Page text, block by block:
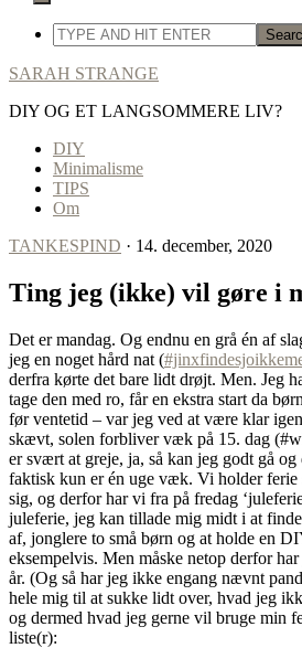
SARAH STRANGE
DIY OG ET LANGSOMMERE LIV?
DIY
Minimalisme
TIPS
Om
TANKESPIND · 14. december, 2020
Ting jeg (ikke) vil gøre i
Det er mandag. Og endnu en grå én af
jeg en noget hård nat (
derfra kørte det bare lidt drøjt. Men. Jeg
tage den med ro, får en ekstra start da
før ventetid – var jeg ved at være klar
skævt, solen forbliver væk på 15. dag
er svært at greje, ja, så kan jeg godt gå
faktisk kun er én uge væk. Vi holder ferie
sig, og derfor har vi fra på fredag
juleferie, jeg kan tillade mig midt i at
af, jonglere to små børn og at holde en
eksempelvis. Men måske netop derfor
år. (Og så har jeg ikke engang nævnt
hele mig til at sukke lidt over, hvad jeg
og dermed hvad jeg gerne vil bruge min
liste(r):